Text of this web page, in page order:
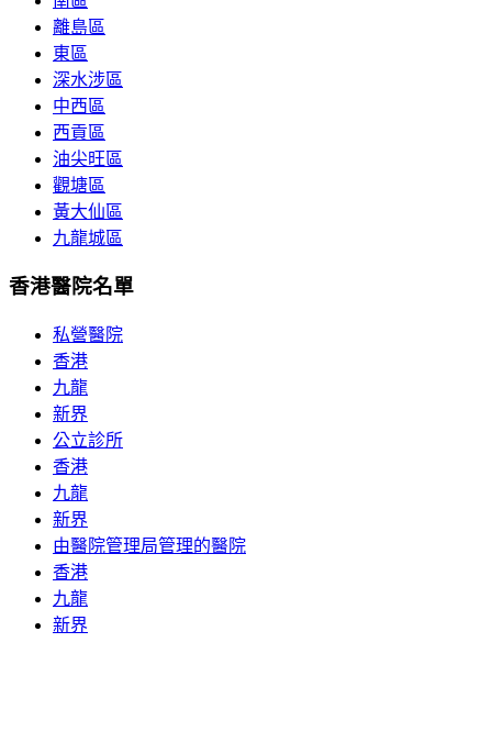
離島區
東區
深水涉區
中西區
西貢區
油尖旺區
觀塘區
黃大仙區
九龍城區
香港醫院名單
私營醫院
香港
九龍
新界
公立診所
香港
九龍
新界
由醫院管理局管理的醫院
香港
九龍
新界